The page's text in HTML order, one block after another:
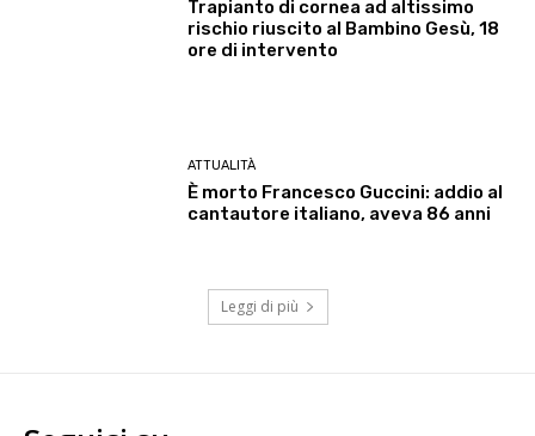
Trapianto di cornea ad altissimo
rischio riuscito al Bambino Gesù, 18
ore di intervento
ATTUALITÀ
È morto Francesco Guccini: addio al
cantautore italiano, aveva 86 anni
Leggi di più